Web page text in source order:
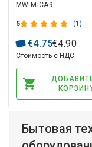
микроволновки
400х450мм МВ
MW-MICA9
5 (1)
€4.75€4.90
Стоимость с НДС
Бытовая